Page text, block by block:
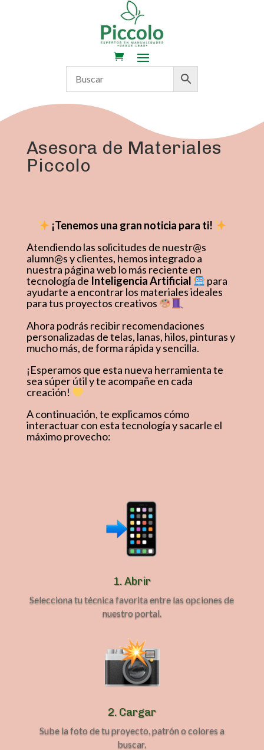
Asesora de Materiales
Piccolo
¡Tenemos una gran noticia para ti!
Atendiendo las solicitudes de nuestr@s
alumn@s y clientes, hemos integrado a
nuestra página web lo más reciente en
tecnología de Inteligencia Artificial
para
ayudarte a encontrar los materiales ideales
para tus proyectos creativos
Ahora podrás recibir recomendaciones
personalizadas de telas, lanas, hilos, pinturas y
mucho más, de forma rápida y sencilla.
¡Esperamos que esta nueva herramienta te
sea súper útil y te acompañe en cada
creación!
A continuación, te explicamos cómo
interactuar con esta tecnología y sacarle el
máximo provecho:
1. Abrir
Selecciona tu técnica favorita entre las opciones de
nuestro portal.
2. Cargar
Sube la foto de tu proyecto, patrón o colores a
buscar.